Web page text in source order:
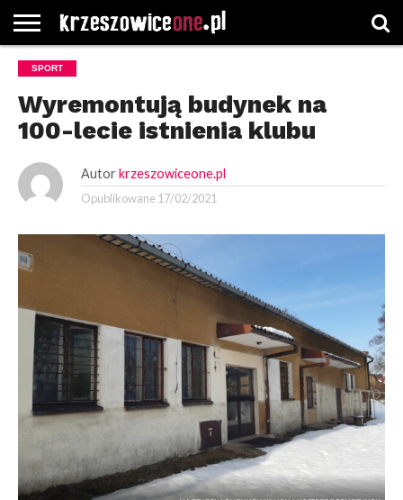
STRONA
GŁÓWNA
WYBORY
WYBIERZ
ROZKŁADY
GREGORCZYK
KONTAKT
SPORT
Wyremontują budynek na
100-lecie istnienia klubu
Autor krzeszowiceone.pl
Opublikowane 17/02/2021